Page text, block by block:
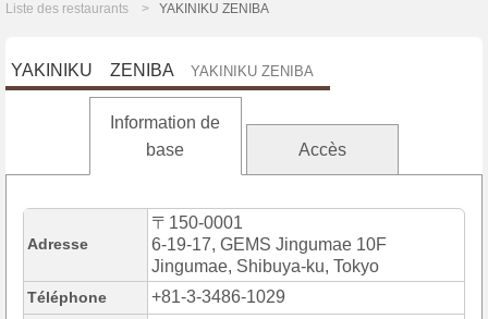
Liste des restaurants
YAKINIKU ZENIBA
YAKINIKU ZENIBA YAKINIKU ZENIBA
Information de
base
Accès
Adresse
〒150-0001
6-19-17, GEMS Jingumae 10F
Jingumae, Shibuya-ku, Tokyo
Téléphone +81-3-3486-1029